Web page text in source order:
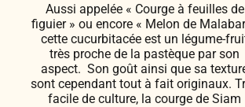
Aussi appelée « Courge à feuilles de
figuier » ou encore « Melon de
cette cucurbitacée est un légume-
très proche de la pastèque par son
aspect. Son goût ainsi que sa
sont cependant tout à fait originaux.
facile de culture, la courge de Siam